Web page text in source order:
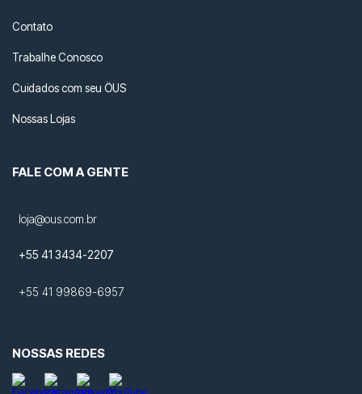
Contato
Trabalhe Conosco
Cuidados com seu ÖUS
Nossas Lojas
FALE COM A GENTE
loja@ous.com.br
+55 41 3434-2207
+55 41 99869-6957
NOSSAS REDES